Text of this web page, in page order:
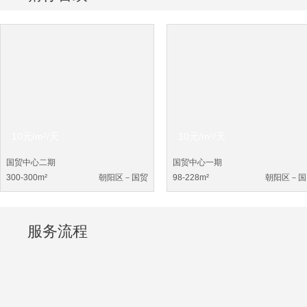
国贸中心二期
300-300m²
朝阳区－国贸
国贸中心一期
98-228m²
朝阳区－
服务流程